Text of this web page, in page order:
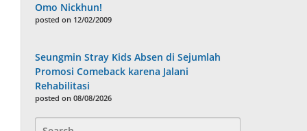
Omo Nickhun!
posted on 12/02/2009
Seungmin Stray Kids Absen di Sejumlah
Promosi Comeback karena Jalani
Rehabilitasi
posted on 08/08/2026